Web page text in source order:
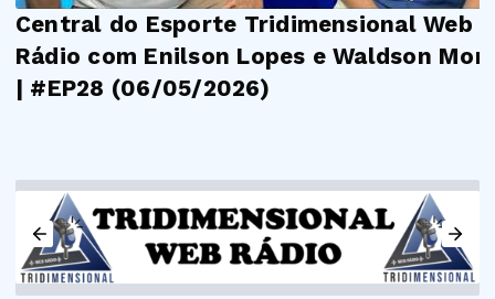
Central do Esporte Tridimensional Web
Rádio com Enilson Lopes e Waldson
| #EP28 (06/05/2026)